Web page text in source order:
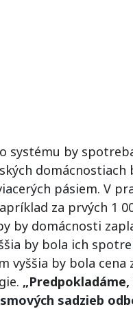
systému by
domácnostiach
pásiem. V
za prvých 1
by domácnosti
by bola ich
vyššia by bola cena
„Predpokladáme,
sadzieb